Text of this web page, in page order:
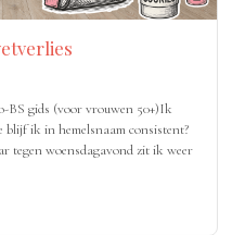
BS gids (voor vrouwen 50+)Ik
ik in hemelsnaam consistent?
tegen woensdagavond zit ik weer